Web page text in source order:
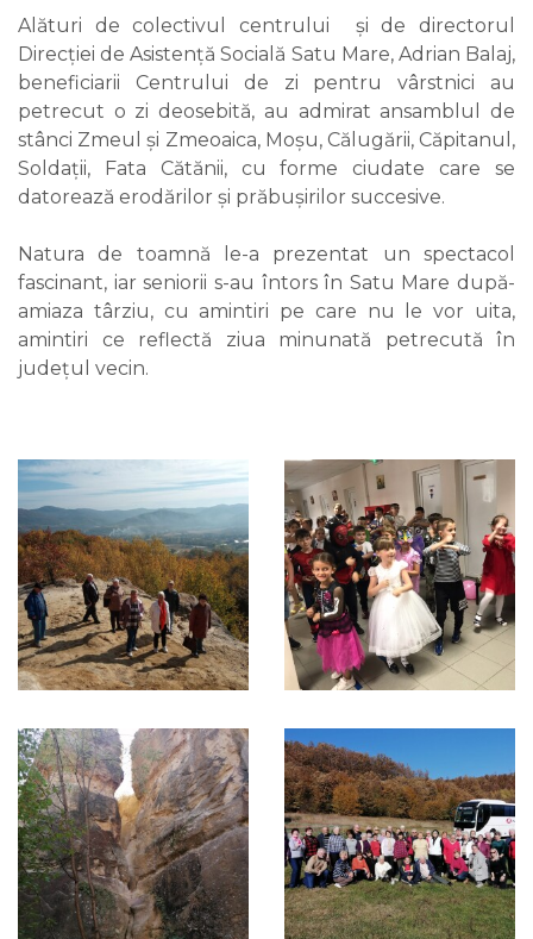
Alături de colectivul centrului și de directorul
Direcției de Asistență Socială Satu Mare, Adrian Balaj,
beneficiarii Centrului de zi pentru vârstnici au
petrecut o zi deosebită, au admirat ansamblul de
stânci Zmeul și Zmeoaica, Moșu, Călugării, Căpitanul,
Soldații, Fata Cătănii, cu forme ciudate care se
datorează erodărilor și prăbușirilor succesive.
Natura de toamnă le-a prezentat un spectacol
fascinant, iar seniorii s-au întors în Satu Mare după-
amiaza târziu, cu amintiri pe care nu le vor uita,
amintiri ce reflectă ziua minunată petrecută în
județul vecin.